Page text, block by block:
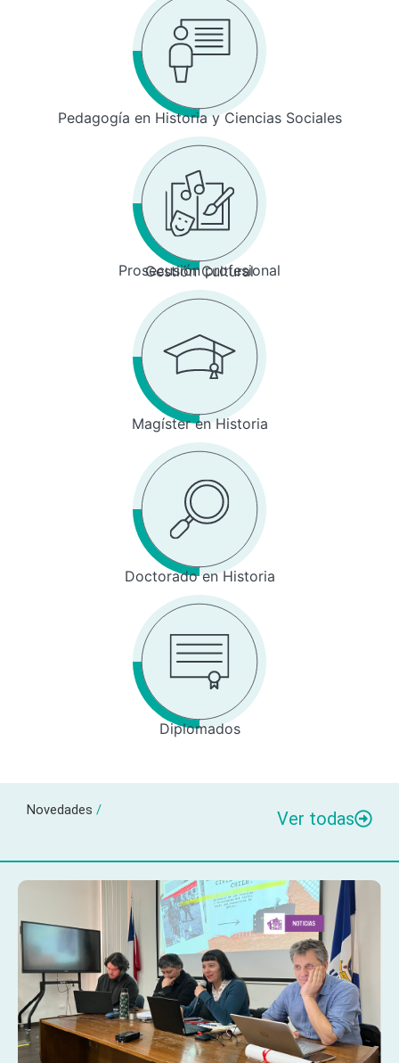
Pedagogía en Historia y Ciencias Sociales
Prosecusión profesional
Gestión Cultural
Magíster en Historia
Doctorado en Historia
Diplomados
Novedades / Ver todas